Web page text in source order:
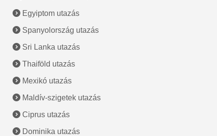
Egyiptom utazás
Spanyolország utazás
Sri Lanka utazás
Thaiföld utazás
Mexikó utazás
Maldív-szigetek utazás
Ciprus utazás
Dominika utazás